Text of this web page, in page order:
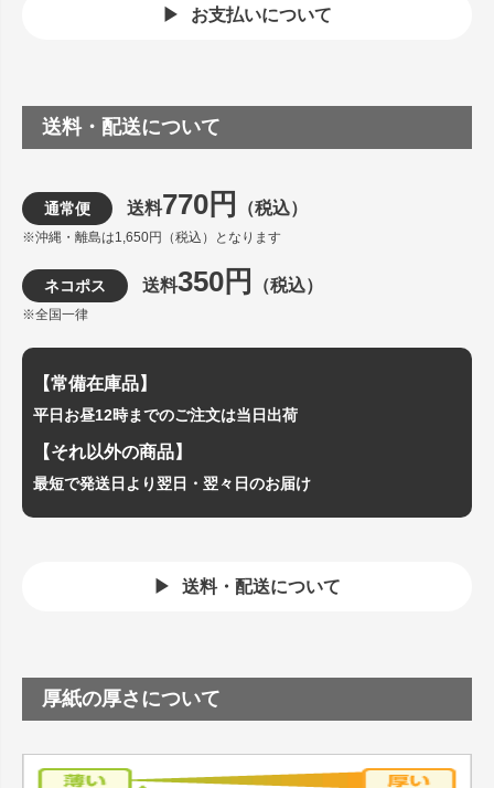
お支払いについて
送料・配送について
通常便 送料770円 （税込）
※沖縄・離島は1,650円（税込）となります
ネコポス 送料350円 （税込）
※全国一律
【常備在庫品】
平日お昼12時までのご注文は当日出荷
【それ以外の商品】
最短で発送日より翌日・翌々日のお届け
送料・配送について
厚紙の厚さについて